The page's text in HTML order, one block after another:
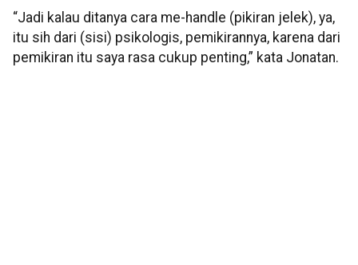
“Jadi kalau ditanya cara me-handle (pikiran jelek), ya,
itu sih dari (sisi) psikologis, pemikirannya, karena dari
pemikiran itu saya rasa cukup penting,” kata Jonatan.